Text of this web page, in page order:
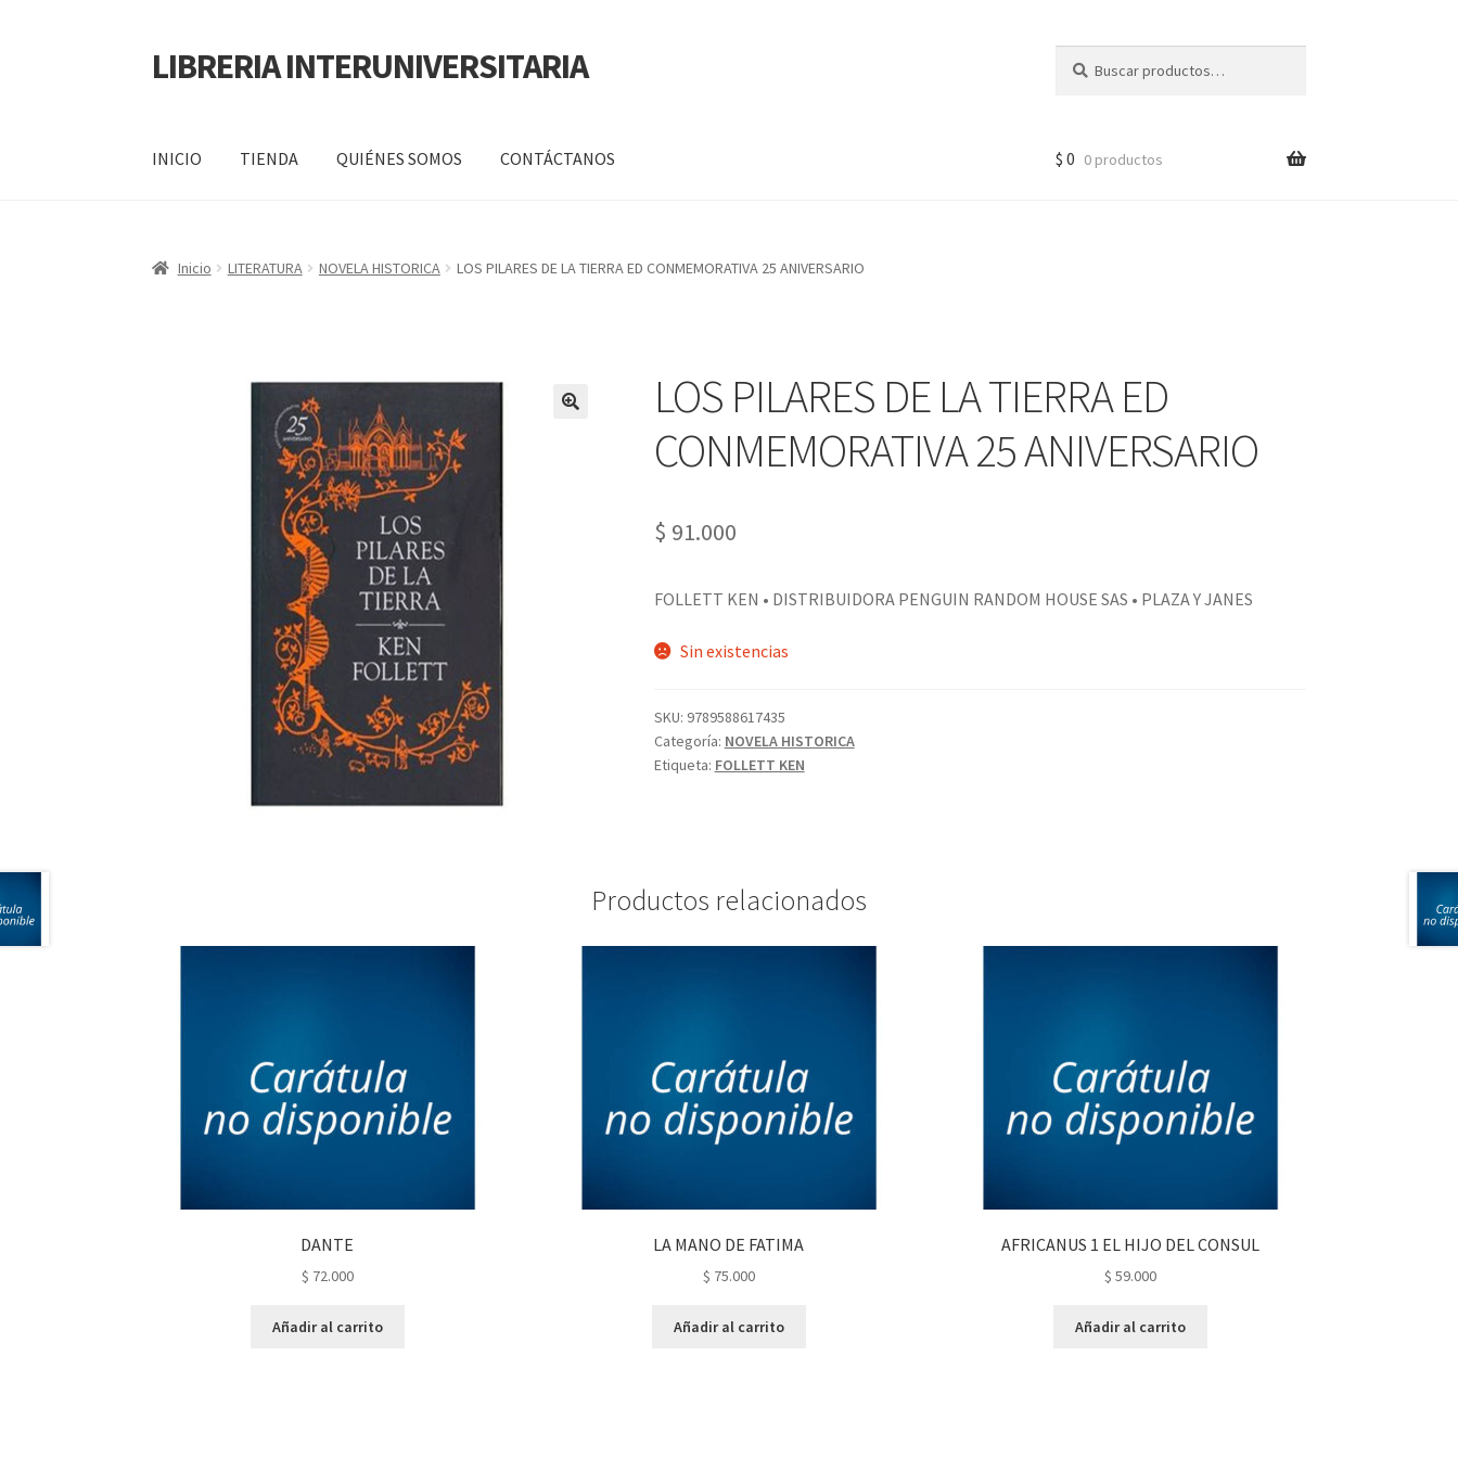
LIBRERIA INTERUNIVERSITARIA
INICIO TIENDA QUIÉNES SOMOS CONTÁCTANOS $ 0 0 productos
Inicio LITERATURA NOVELA HISTORICA LOS PILARES DE LA TIERRA ED CONMEMORATIVA 25 ANIVERSARIO
LOS PILARES DE LA TIERRA ED
CONMEMORATIVA 25 ANIVERSARIO
$ 91.000
FOLLETT KEN • DISTRIBUIDORA PENGUIN RANDOM HOUSE SAS • PLAZA Y JANES
Sin existencias
SKU: 9789588617435
Categoría: NOVELA HISTORICA
Etiqueta: FOLLETT KEN
Productos relacionados
DANTE
$ 72.000
Añadir al carrito
LA MANO DE FATIMA
$ 75.000
Añadir al carrito
AFRICANUS 1 EL HIJO DEL CONSUL
$ 59.000
Añadir al carrito